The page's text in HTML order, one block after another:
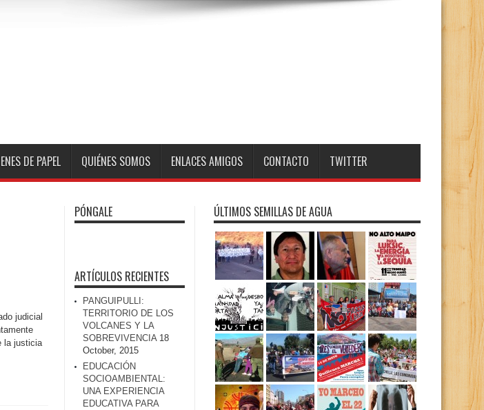
DE PAPEL QUIÉNES SOMOS ENLACES AMIGOS CONTACTO TWITTER
judicial
la justicia
PÓNGALE
ARTÍCULOS RECIENTES
PANGUIPULLI:
TERRITORIO DE LOS
VOLCANES Y LA
SOBREVIVENCIA 18
October, 2015
EDUCACIÓN
SOCIOAMBIENTAL:
UNA EXPERIENCIA
EDUCATIVA PARA
ÚLTIMOS SEMILLAS DE AGUA